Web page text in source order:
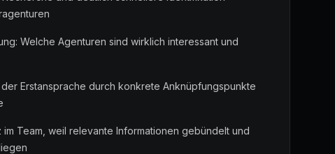
Welche Agenturen sind wirklich interessant und
Erstansprache durch konkrete Anknüpfungspunkte
im Team, weil relevante Informationen gebündelt und